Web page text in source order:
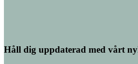
Håll dig uppdaterad med vårt